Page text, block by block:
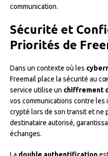
communication.
Sécurité et
Priorités de
Dans un contexte où les
Freemail place la sécurité au
service utilise un chiffrement
vos communications contre
crypté lors de son transit et ne
destinataire autorisé,
échanges.
La double authentification